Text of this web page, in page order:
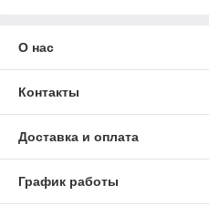
О нас
Контакты
Доставка и оплата
График работы